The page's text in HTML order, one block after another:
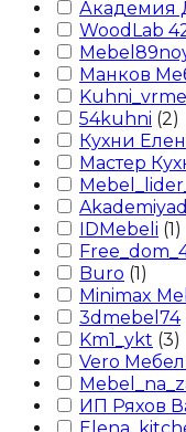
Академия
WoodLab
Манков
54kuhni (2)
Кухни
Мастер
IDMebeli (1)
Buro (1)
Minimax
3dmebel74
Km1_ykt (3)
Vero
ИП Ряхов